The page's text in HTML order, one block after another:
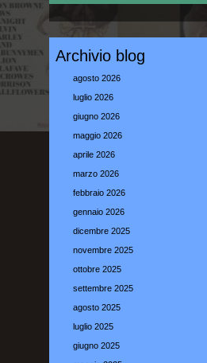
Archivio blog
agosto 2026
luglio 2026
giugno 2026
maggio 2026
aprile 2026
marzo 2026
febbraio 2026
gennaio 2026
dicembre 2025
novembre 2025
ottobre 2025
settembre 2025
agosto 2025
luglio 2025
giugno 2025